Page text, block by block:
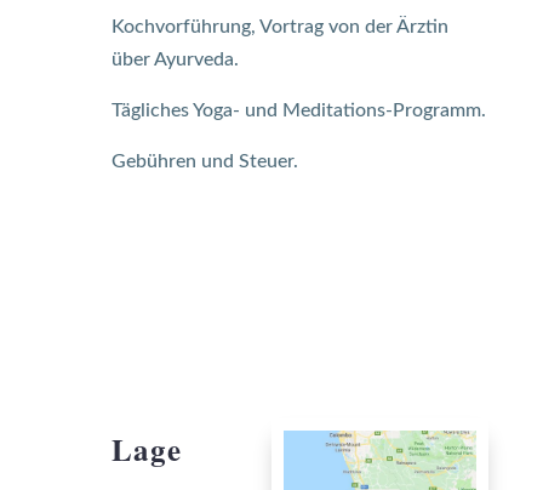
Kochvorführung, Vortrag von der Ärztin
über Ayurveda.
Tägliches Yoga- und Meditations-Programm.
Gebühren und Steuer.
Lage